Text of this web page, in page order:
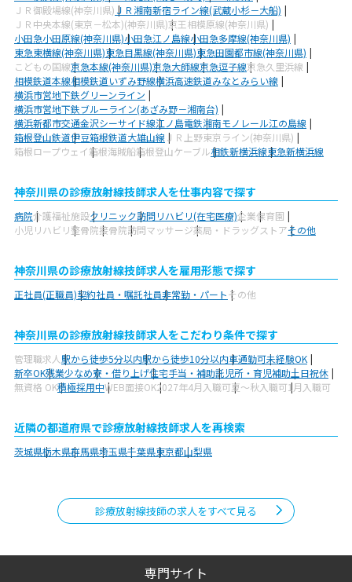
ＪＲ御殿場線(神奈川県)ＪＲ湘南新宿ライン線(武蔵小杉－大船)
ＪＲ中央本線(東京－松本)(神奈川県)京王相模原線(神奈川県)
小田急小田原線(神奈川県)小田急江ノ島線小田急多摩線(神奈川県)
東急東横線(神奈川県)東急目黒線(神奈川県)東急田園都市線(神奈川県)
こどもの国線京急本線(神奈川県)京急大師線京急逗子線京急久里浜線
相模鉄道本線相模鉄道いずみ野線横浜高速鉄道みなとみらい線
横浜市営地下鉄グリーンライン
横浜市営地下鉄ブルーライン(あざみ野－湘南台)
横浜新都市交通金沢シーサイド線江ノ島電鉄湘南モノレール江の島線
箱根登山鉄道伊豆箱根鉄道大雄山線 ＪＲ上野東京ライン(神奈川県)
箱根ロープウェイ箱根海賊船箱根登山ケーブル相鉄新横浜線東急新横浜線
神奈川県の診療放射線技師求人を仕事内容で探す
病院介護福祉施設クリニック訪問リハビリ(在宅医療)企業保育園
小児リハビリ整骨院接骨院訪問マッサージ薬局・ドラッグストアその他
神奈川県の診療放射線技師求人を雇用形態で探す
正社員(正職員)契約社員・嘱託社員非常勤・パートその他
神奈川県の診療放射線技師求人をこだわり条件で探す
管理職求人駅から徒歩5分以内駅から徒歩10分以内車通勤可未経験OK
新卒OK残業少なめ寮・借り上げ住宅手当・補助託児所・育児補助土日祝休
無資格 OK積極採用中WEB面接OK2027年4月入職可夏～秋入職可1月入職可
近隣の都道府県で診療放射線技師求人を再検索
茨城県栃木県群馬県埼玉県千葉県東京都山梨県
診療放射線技師の求人をすべて見る
専門サイト